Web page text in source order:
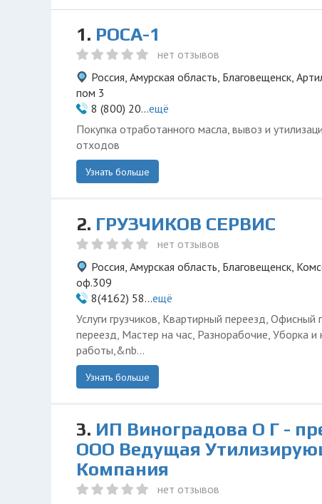
1. РОСА-1
нет отзывов
Россия, Амурская область, Благовещенск,
пом 3
8 (800) 20...ещё
Покупка отработанного масла, вывоз и
отходов
Узнать больше
2. ГРУЗЧИКОВ СЕРВИС
нет отзывов
Россия, Амурская область, Благовещенск,
оф.309
8(4162) 58...ещё
Услуги грузчиков, Квартирный переезд,
переезд, Мастер на час, Разнорабочие, Уборка
работы,&nb...
Узнать больше
3. ИП Виноградова О Г -
ООО Ведущая
Компания
нет отзывов